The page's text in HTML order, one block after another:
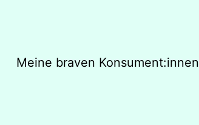
Menü
Meine braven Konsument:innen